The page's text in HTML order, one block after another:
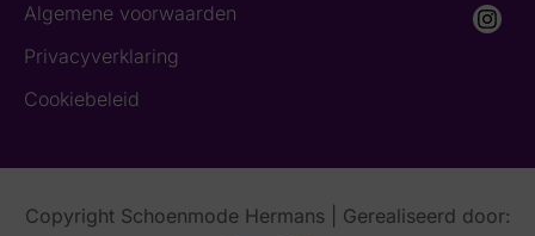
Algemene voorwaarden
Privacyverklaring
Cookiebeleid
Copyright Schoenmode Hermans | Gerealiseerd door: